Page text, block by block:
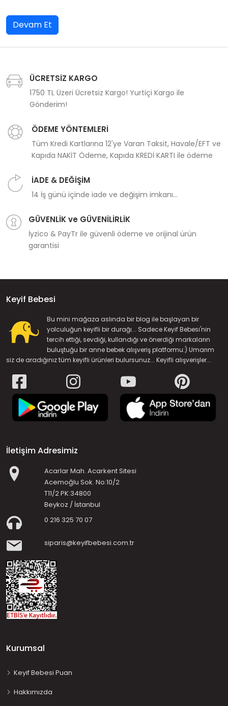
Devam Et
ÜCRETSİZ KARGO
1750 TL Üzeri Ücretsiz Kargo! Yurtiçi Kargo ile
Gönderim!
ÖDEME YÖNTEMLERİ
Tüm Kredi Kartlarına 12'ye Varan Taksit, Havale/EFT ve
Kapıda NAKİT Ödeme, Kapıda KREDİ KARTI ile ödeme
İADE & DEĞİŞİM
14 İş günü içinde iade ve değişim imkanı...
GÜVENLİK ve GÜVENİLİRLİK
İyzico & PayTr ile güvenli ödeme ve orijinal ürün
garantisi
Keyif Bebesi
Bu mini mağaza aslında bir blog ile başlayan bir
yolculuğun keyifli bir durağı... Sadece Keyif Bebesi'nin
tercih ettiği, sevdiği, kullandığı ve önerdiği markaların
buluştuğu bir anne bebek alışveriş platformu:) Umarım
siz de aradığınız tüm keyifli ürünleri bulursunuz... Keyifli alışverişler...
İletişim Adresimiz
Acarlar Mah. Acarkent Sitesi
Acemoğlu Sok. No:10/2
T11/2 PK:34800
Beykoz / İstanbul
0 216 325 70 07
siparis@keyifbebesi.com.tr
Kurumsal
Keyif Bebesi Puan
Hakkımızda